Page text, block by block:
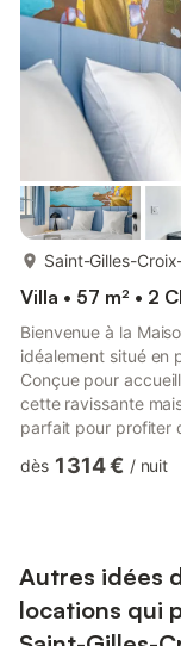
Saint-Gilles-
Villa • 57 m² • 2
Bienvenue à la
idéalement situé en
Conçue pour
cette ravissante
parfait pour profiter
privatif. Avec son
dès 1 314 € / nuit
Autres idées
locations qui